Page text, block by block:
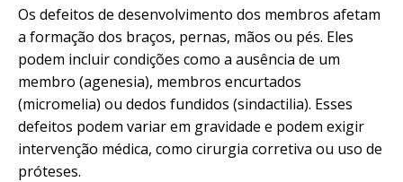
Os defeitos de desenvolvimento dos membros afetam
a formação dos braços, pernas, mãos ou pés. Eles
podem incluir condições como a ausência de um
membro (agenesia), membros encurtados
(micromelia) ou dedos fundidos (sindactilia). Esses
defeitos podem variar em gravidade e podem exigir
intervenção médica, como cirurgia corretiva ou uso de
próteses.